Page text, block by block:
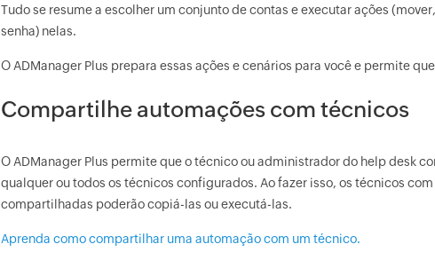
Tudo se resume a escolher um conjunto de contas e executar ações
senha) nelas.
O ADManager Plus prepara essas ações e cenários para você e permite
Compartilhe automações com técnicos
O ADManager Plus permite que o técnico ou administrador do help desk
qualquer ou todos os técnicos configurados. Ao fazer isso, os técnicos
compartilhadas poderão copiá-las ou executá-las.
Aprenda como compartilhar uma automação com um técnico.